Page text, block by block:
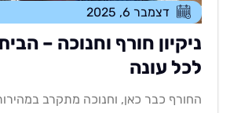
דצמבר 6, 2025
חורף וחנוכה – הבית מוכן
עונה
כבר כאן, וחנוכה מתקרב במהירות. השמש